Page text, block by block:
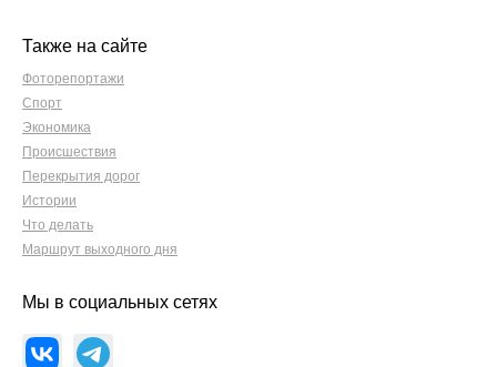
Также на сайте
Фоторепортажи
Спорт
Экономика
Происшествия
Перекрытия дорог
Истории
Что делать
Маршрут выходного дня
Мы в социальных сетях